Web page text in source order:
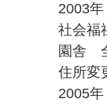
2003
社会
園舎
住所
2005